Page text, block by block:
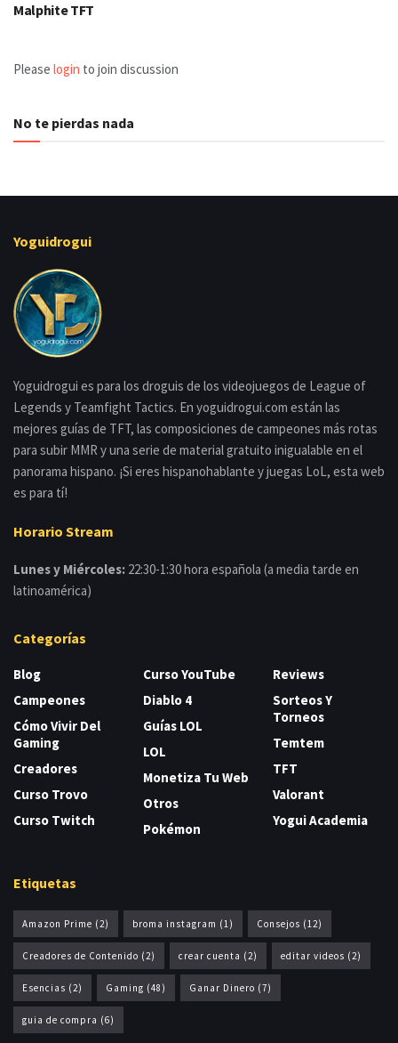
Malphite TFT
Please login to join discussion
No te pierdas nada
Yoguidrogui
Yoguidrogui es para los droguis de los videojuegos de League of
Legends y Teamfight Tactics. En yoguidrogui.com están las
mejores guías de TFT, las composiciones de campeones más rotas
para subir MMR y una serie de material gratuito inigualable en el
panorama hispano. ¡Si eres hispanohablante y juegas LoL, esta web
es para tí!
Horario Stream
Lunes y Miércoles: 22:30-1:30 hora española (a media tarde en
latinoamérica)
Categorías
Blog
Campeones
Cómo Vivir Del
Gaming
Creadores
Curso Trovo
Curso Twitch
Curso YouTube
Diablo 4
Guías LOL
LOL
Monetiza Tu Web
Otros
Pokémon
Reviews
Sorteos Y
Torneos
Temtem
TFT
Valorant
Yogui Academia
Etiquetas
Amazon Prime (2) broma instagram (1) Consejos (12)
Creadores de Contenido (2) crear cuenta (2) editar videos (2)
Esencias (2) Gaming (48) Ganar Dinero (7)
guia de compra (6)